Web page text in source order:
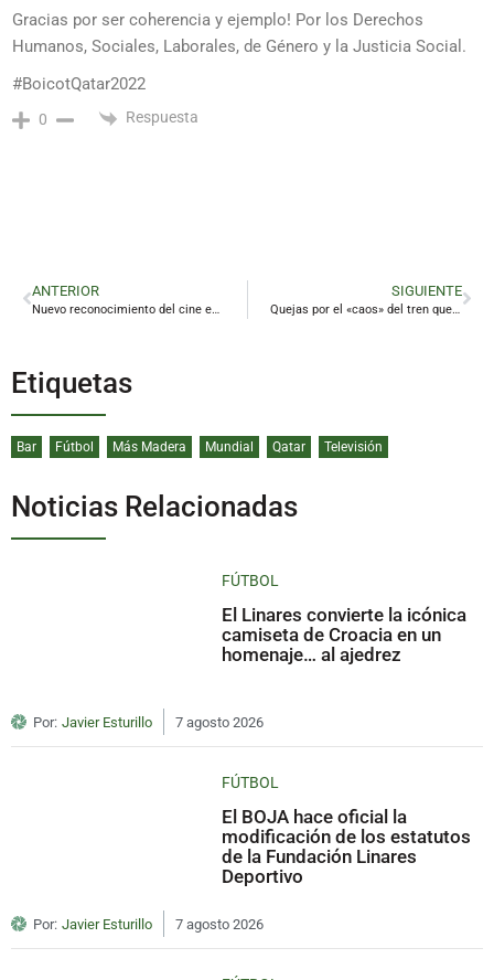
Gracias por ser coherencia y ejemplo! Por los Derechos
Humanos, Sociales, Laborales, de Género y la Justicia Social.
#BoicotQatar2022
0 Respuesta
ANTERIOR
Nuevo reconocimiento del cine español a la linarense Petra Martínez
SIGUIENTE
Quejas por el «caos» del tren que conecta con Madrid
Etiquetas
Bar Fútbol Más Madera Mundial Qatar Televisión
Noticias Relacionadas
FÚTBOL
El Linares convierte la icónica
camiseta de Croacia en un
homenaje… al ajedrez
Por: Javier Esturillo 7 agosto 2026
FÚTBOL
El BOJA hace oficial la
modificación de los estatutos
de la Fundación Linares
Deportivo
Por: Javier Esturillo 7 agosto 2026